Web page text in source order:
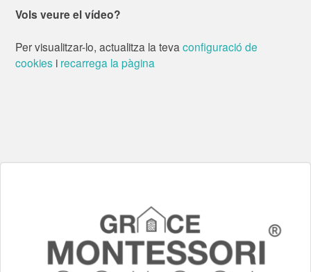
Vols veure el vídeo?
Per visualitzar-lo, actualitza la tevaconfiguració de
cookies i recarrega la pàgina